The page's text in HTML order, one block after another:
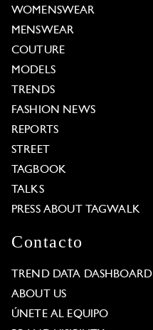
WOMENSWEAR
MENSWEAR
COUTURE
MODELS
TRENDS
FASHION NEWS
REPORTS
STREET
TAGBOOK
TALKS
PRESS ABOUT TAGWALK
Contacto
TREND DATA DASHBOARD
ABOUT US
ÚNETE AL EQUIPO